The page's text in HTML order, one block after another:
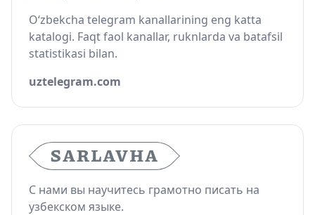
O‘zbekcha telegram kanallarining eng katta
katalogi. Faqt faol kanallar, ruknlarda va batafsil
statistikasi bilan.
uztelegram.com
С нами вы научитесь грамотно писать на
узбекском языке.